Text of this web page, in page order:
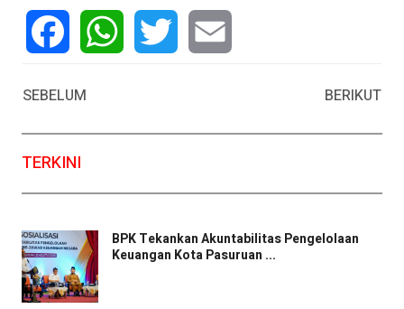
SEBELUM
BERIKUT
TERKINI
BPK Tekankan Akuntabilitas Pengelolaan
Keuangan Kota Pasuruan ...